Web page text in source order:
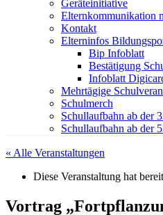
Geräteinitiative
Elternkommunikation
Kontakt
Elterninfos
Bip Infoblatt
Bestätigung
Infoblatt
Mehrtägige
Schulmerch
Schullaufbahn ab der
Schullaufbahn ab der
« Alle Veranstaltungen
Diese Veranstaltung hat
Vortrag